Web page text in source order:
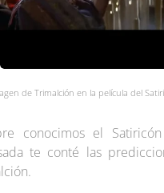
de Trimalción en la película del
conocimos el
te conté las